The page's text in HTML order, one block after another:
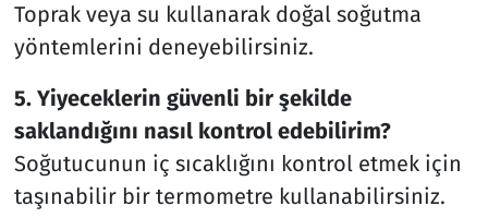
Toprak veya su kullanarak doğal soğutma
yöntemlerini deneyebilirsiniz.
5. Yiyeceklerin güvenli bir şekilde
saklandığını nasıl kontrol edebilirim?
Soğutucunun iç sıcaklığını kontrol etmek için
taşınabilir bir termometre kullanabilirsiniz.